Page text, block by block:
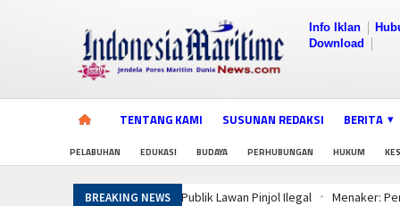
Info Iklan
Download
TENTANG KAMI SUSUNAN REDAKSI BERITA
PELABUHAN EDUKASI BUDAYA PERHUBUNGAN HUKUM
BREAKING NEWS Menaker: Penting, Penguatan